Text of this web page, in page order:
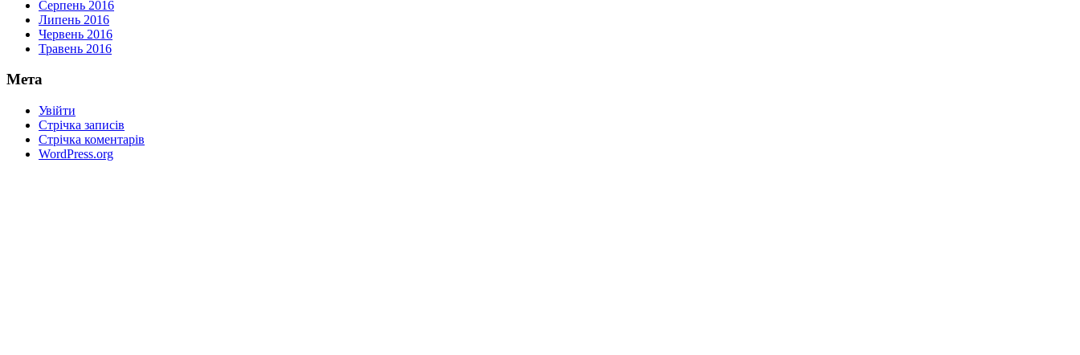
Серпень 2016
Липень 2016
Червень 2016
Травень 2016
Мета
Увійти
Стрічка записів
Стрічка коментарів
WordPress.org